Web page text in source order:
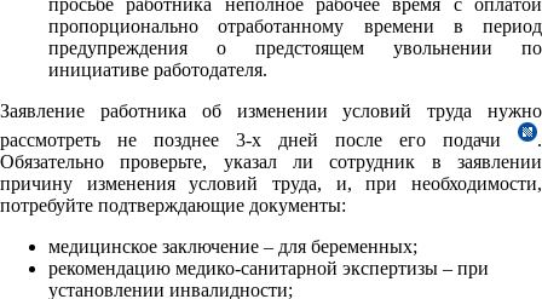
пропорционально отработанному времени в период
предупреждения о предстоящем увольнении по
инициативе работодателя.
Заявление работника об изменении условий труда нужно
рассмотреть не позднее 3-х дней после его подачи
.
Обязательно проверьте, указал ли сотрудник в заявлении
причину изменения условий труда, и, при необходимости,
потребуйте подтверждающие документы:
медицинское заключение – для беременных;
рекомендацию медико-санитарной экспертизы – при
установлении инвалидности;